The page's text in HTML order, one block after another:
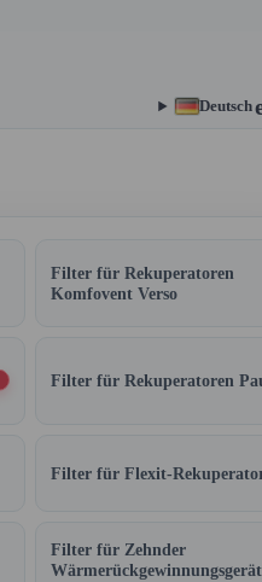
Deutsch
Filter für Rekuperatoren
Komfovent Verso
Filter für Rekuperatoren
Filter für Flexit-
Filter für Zehnder